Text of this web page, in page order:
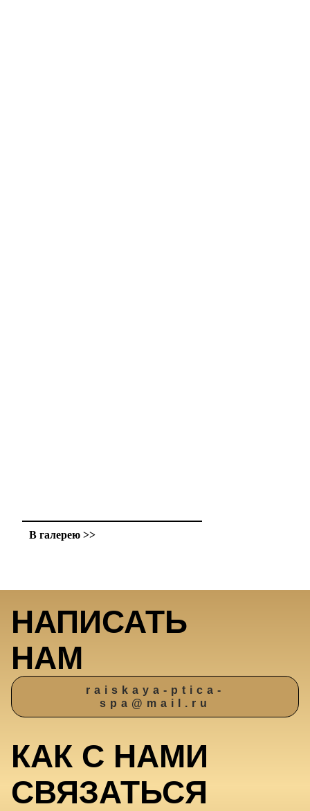
В галерею >>
НАПИСАТЬ
НАМ
raiskaya-ptica-
spa@mail.ru
КАК С НАМИ
СВЯЗАТЬСЯ